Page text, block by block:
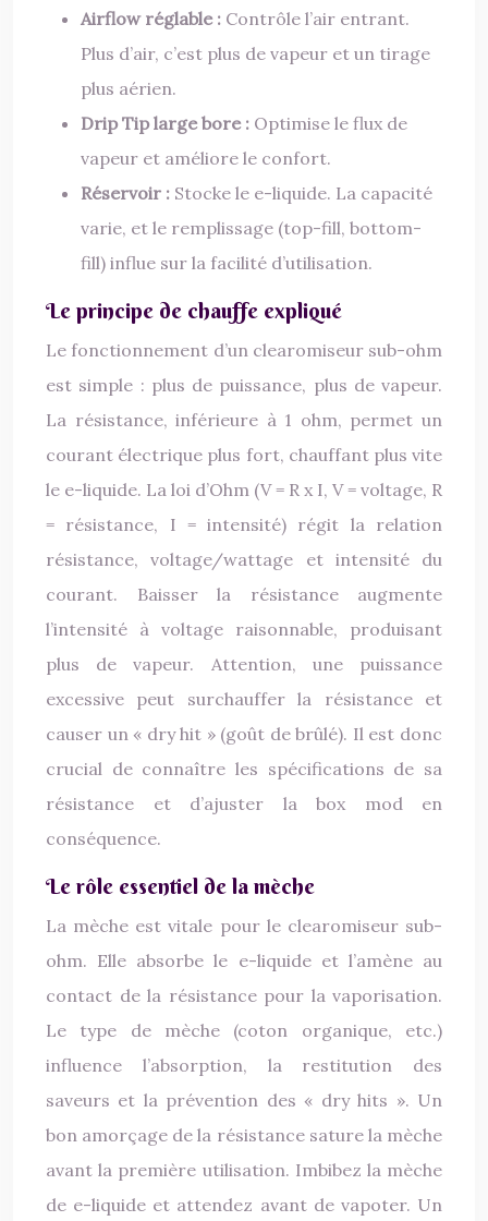
Airflow réglable : Contrôle l’air entrant.
Plus d’air, c’est plus de vapeur et un tirage
plus aérien.
Drip Tip large bore : Optimise le flux de
vapeur et améliore le confort.
Réservoir : Stocke le e-liquide. La capacité
varie, et le remplissage (top-fill, bottom-
fill) influe sur la facilité d’utilisation.
Le principe de chauffe expliqué
Le fonctionnement d’un clearomiseur sub-ohm
est simple : plus de puissance, plus de vapeur.
La résistance, inférieure à 1 ohm, permet un
courant électrique plus fort, chauffant plus vite
le e-liquide. La loi d’Ohm (V = R x I, V = voltage, R
= résistance, I = intensité) régit la relation
résistance, voltage/wattage et intensité du
courant. Baisser la résistance augmente
l’intensité à voltage raisonnable, produisant
plus de vapeur. Attention, une puissance
excessive peut surchauffer la résistance et
causer un « dry hit » (goût de brûlé). Il est donc
crucial de connaître les spécifications de sa
résistance et d’ajuster la box mod en
conséquence.
Le rôle essentiel de la mèche
La mèche est vitale pour le clearomiseur sub-
ohm. Elle absorbe le e-liquide et l’amène au
contact de la résistance pour la vaporisation.
Le type de mèche (coton organique, etc.)
influence l’absorption, la restitution des
saveurs et la prévention des « dry hits ». Un
bon amorçage de la résistance sature la mèche
avant la première utilisation. Imbibez la mèche
de e-liquide et attendez avant de vapoter. Un